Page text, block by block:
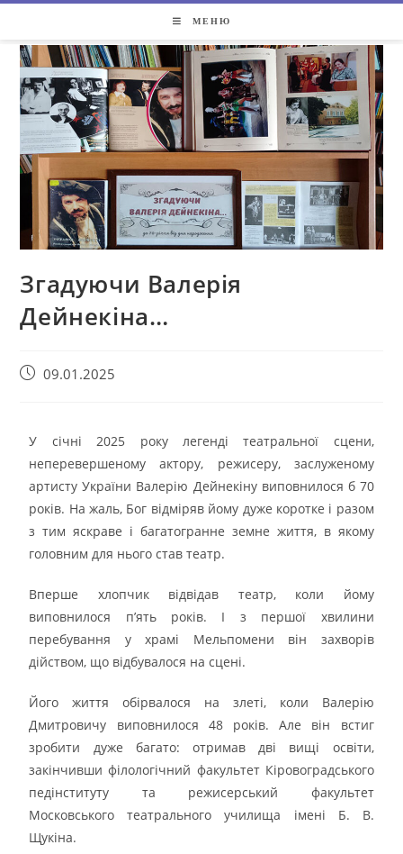
МЕНЮ
Згадуючи Валерія
Дейнекіна…
09.01.2025
У січні 2025 року легенді театральної сцени,
неперевершеному актору, режисеру, заслуженому
артисту України Валерію Дейнекіну виповнилося б 70
років. На жаль, Бог відміряв йому дуже коротке і разом
з тим яскраве і багатогранне земне життя, в якому
головним для нього став театр.
Вперше хлопчик відвідав театр, коли йому
виповнилося п’ять років. І з першої хвилини
перебування у храмі Мельпомени він захворів
дійством, що відбувалося на сцені.
Його життя обірвалося на злеті, коли Валерію
Дмитровичу виповнилося 48 років. Але він встиг
зробити дуже багато: отримав дві вищі освіти,
закінчивши філологічний факультет Кіровоградського
педінституту та режисерський факультет
Московського театрального училища імені Б. В.
Щукіна.